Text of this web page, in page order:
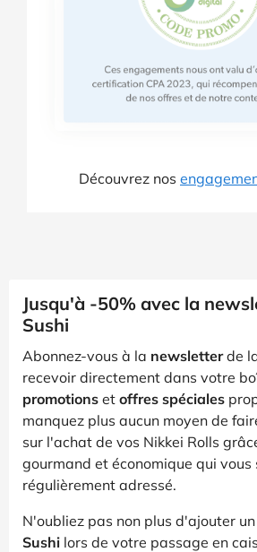
Découvrez nos
Jusqu'à -50% avec la
Sushi
Abonnez-vous à la newsletterde
recevoir directement dans votre
promotions et offres spéciales
manquez plus aucun moyen de
sur l'achat de vos Nikkei Rolls
gourmand et économique qui vous
régulièrement adressé.
N'oubliez pas non plus d'ajouter un
Sushi lors de votre passage en